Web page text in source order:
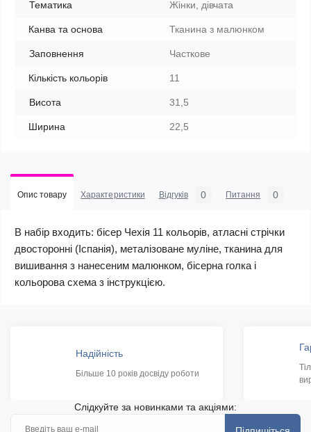
Тематика Жінки, дівчата
Канва та основа Тканина з малюнком
Заповнення Часткове
Кількість кольорів 11
Висота 31,5
Ширина 22,5
Опис товару Характеристики Відгуків 0 Питання 0
В набір входить: бісер Чехія 11 кольорів, атласні стрічки
двосторонні (Іспанія), металізоване муліне, тканина для
вишивання з нанесеним малюнком, бісерна голка і
кольорова схема з інструкцією.
Надійність
Більше 10 років досвіду роботи
Слідкуйте за новинками та акціями: